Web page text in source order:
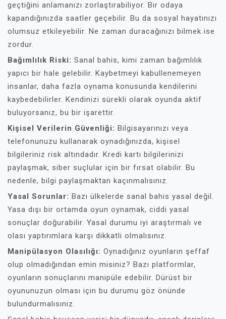
geçtiğini anlamanızı zorlaştırabiliyor. Bir odaya
kapandığınızda saatler geçebilir. Bu da sosyal hayatınızı
olumsuz etkileyebilir. Ne zaman duracağınızı bilmek ise
zordur.
Bağımlılık Riski: Sanal bahis, kimi zaman bağımlılık
yapıcı bir hale gelebilir. Kaybetmeyi kabullenemeyen
insanlar, daha fazla oynama konusunda kendilerini
kaybedebilirler. Kendinizi sürekli olarak oyunda aktif
buluyorsanız, bu bir işarettir.
Kişisel Verilerin Güvenliği: Bilgisayarınızı veya
telefonunuzu kullanarak oynadığınızda, kişisel
bilgileriniz risk altındadır. Kredi kartı bilgilerinizi
paylaşmak, siber suçlular için bir fırsat olabilir. Bu
nedenle, bilgi paylaşmaktan kaçınmalısınız.
Yasal Sorunlar: Bazı ülkelerde sanal bahis yasal değil.
Yasa dışı bir ortamda oyun oynamak, ciddi yasal
sonuçlar doğurabilir. Yasal durumu iyi araştırmalı ve
olası yaptırımlara karşı dikkatli olmalısınız.
Manipülasyon Olasılığı: Oynadığınız oyunların şeffaf
olup olmadığından emin misiniz? Bazı platformlar,
oyunların sonuçlarını manipüle edebilir. Dürüst bir
oyununuzun olması için bu durumu göz önünde
bulundurmalısınız.